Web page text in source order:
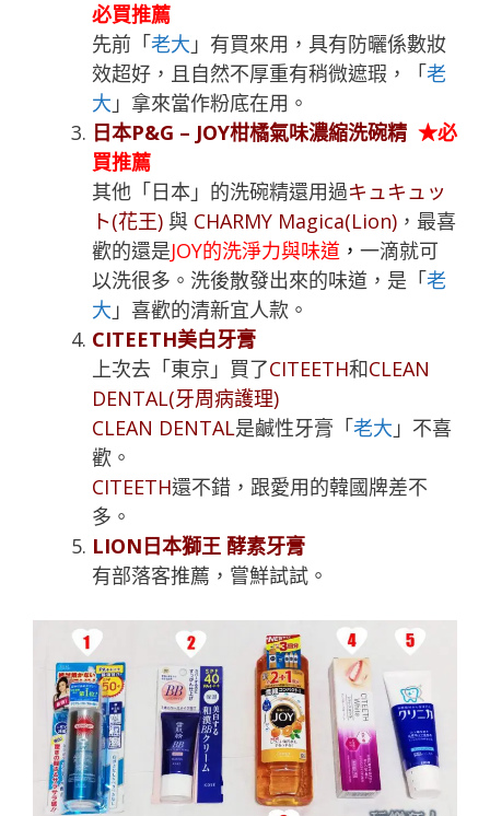
必買推薦
先前「老大 」有買來用，具有防曬係數妝
效超好，且自然不厚重有稍微遮瑕，「老
大 」拿來當作粉底在用。
日本P&G – JOY柑橘氣味濃縮洗碗精 ★必
買推薦
其他「日本」的洗碗精還用過キュキュッ
ト(花王) 與 CHARMY Magica(Lion) ，最喜
歡的還是JOY的洗淨力與味道 ， 一滴就可
以洗很多。洗後散發出來的味道，是「老
大 」喜歡的清新宜人款。
CITEETH美白牙膏
上次去「東京」買了CITEETH和CLEAN
DENTAL(牙周病護理)
CLEAN DENTAL是鹹性牙膏「老大 」不喜
歡。
CITEETH還不錯，跟愛用的韓國牌差不
多。
LION日本獅王 酵素牙膏
有部落客推薦，嘗鮮試試。